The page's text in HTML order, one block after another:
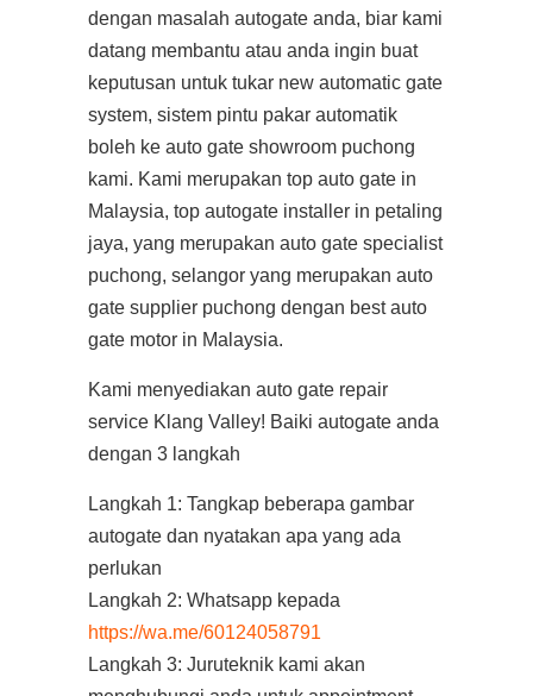
dengan masalah autogate anda, biar kami
datang membantu atau anda ingin buat
keputusan untuk tukar new automatic gate
system, sistem pintu pakar automatik
boleh ke auto gate showroom puchong
kami. Kami merupakan top auto gate in
Malaysia, top autogate installer in petaling
jaya, yang merupakan auto gate specialist
puchong, selangor yang merupakan auto
gate supplier puchong dengan best auto
gate motor in Malaysia.
Kami menyediakan auto gate repair
service Klang Valley! Baiki autogate anda
dengan 3 langkah
Langkah 1: Tangkap beberapa gambar
autogate dan nyatakan apa yang ada
perlukan
Langkah 2: Whatsapp kepada
https://wa.me/60124058791
Langkah 3: Juruteknik kami akan